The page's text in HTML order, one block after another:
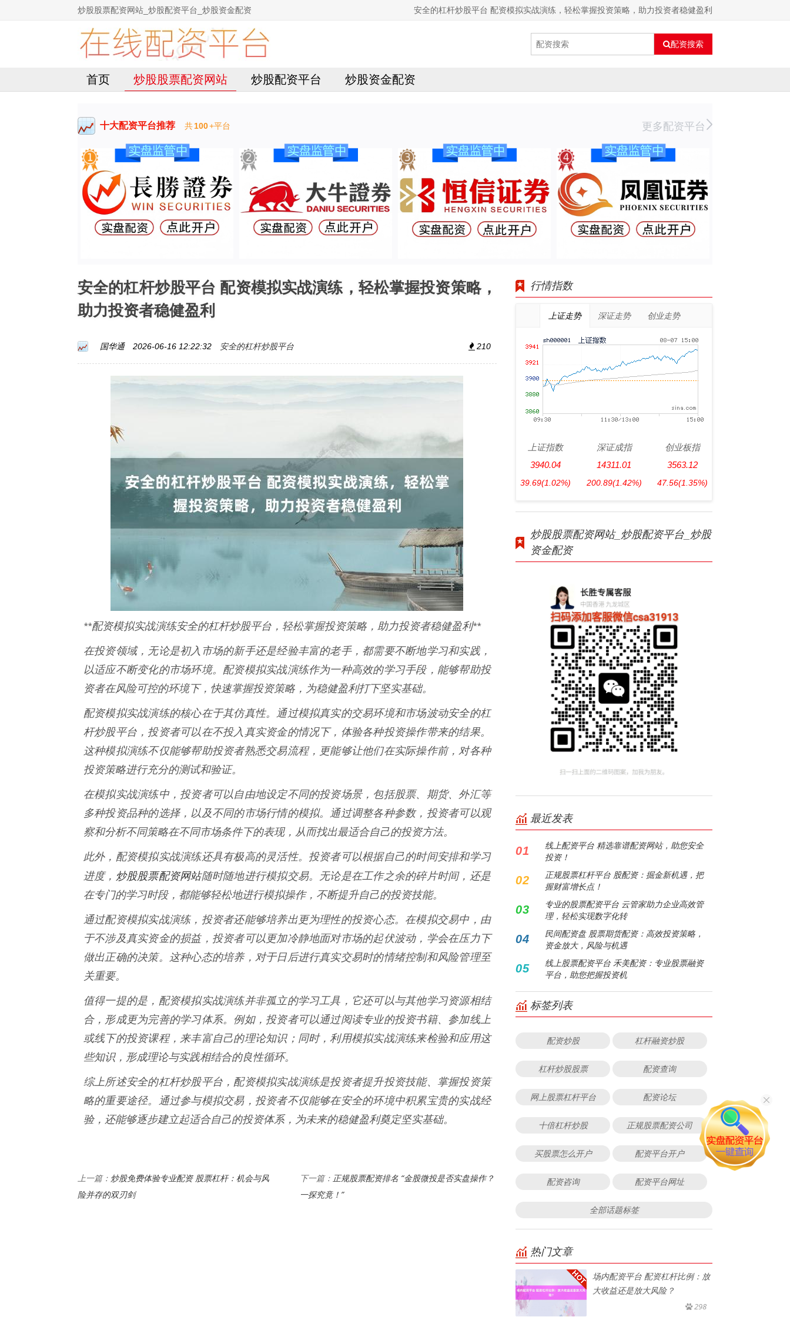
炒股股票配资网站_炒股配资平台_炒股资金配资 安全的杠杆炒股平台 配资模拟实战演练，轻松掌握投资策略，助力投资者稳健盈利
配资搜索
首页 炒股股票配资网站 炒股配资平台 炒股资金配资
十大配资平台推荐 共100+平台 更多配资平台
安全的杠杆炒股平台 配资模拟实战演练，轻松掌握投资策略，
助力投资者稳健盈利
国华通 2026-06-16 12:22:32 安全的杠杆炒股平台 210
**配资模拟实战演练安全的杠杆炒股平台，轻松掌握投资策略，助力投资者稳健盈利**
在投资领域，无论是初入市场的新手还是经验丰富的老手，都需要不断地学习和实践，
以适应不断变化的市场环境。配资模拟实战演练作为一种高效的学习手段，能够帮助投
资者在风险可控的环境下，快速掌握投资策略，为稳健盈利打下坚实基础。
配资模拟实战演练的核心在于其仿真性。通过模拟真实的交易环境和市场波动安全的杠
杆炒股平台，投资者可以在不投入真实资金的情况下，体验各种投资操作带来的结果。
这种模拟演练不仅能够帮助投资者熟悉交易流程，更能够让他们在实际操作前，对各种
投资策略进行充分的测试和验证。
在模拟实战演练中，投资者可以自由地设定不同的投资场景，包括股票、期货、外汇等
多种投资品种的选择，以及不同的市场行情的模拟。通过调整各种参数，投资者可以观
察和分析不同策略在不同市场条件下的表现，从而找出最适合自己的投资方法。
此外，配资模拟实战演练还具有极高的灵活性。投资者可以根据自己的时间安排和学习
进度， 炒股股票配资网站随时随地进行模拟交易。无论是在工作之余的碎片时间，还是
在专门的学习时段，都能够轻松地进行模拟操作，不断提升自己的投资技能。
通过配资模拟实战演练，投资者还能够培养出更为理性的投资心态。在模拟交易中，由
于不涉及真实资金的损益，投资者可以更加冷静地面对市场的起伏波动，学会在压力下
做出正确的决策。这种心态的培养，对于日后进行真实交易时的情绪控制和风险管理至
关重要。
值得一提的是，配资模拟实战演练并非孤立的学习工具，它还可以与其他学习资源相结
合，形成更为完善的学习体系。例如，投资者可以通过阅读专业的投资书籍、参加线上
或线下的投资课程，来丰富自己的理论知识；同时，利用模拟实战演练来检验和应用这
些知识，形成理论与实践相结合的良性循环。
综上所述安全的杠杆炒股平台，配资模拟实战演练是投资者提升投资技能、掌握投资策
略的重要途径。通过参与模拟交易，投资者不仅能够在安全的环境中积累宝贵的实战经
验，还能够逐步建立起适合自己的投资体系，为未来的稳健盈利奠定坚实基础。
上一篇： 炒股免费体验专业配资 股票杠杆：机会与风
险并存的双刃剑
下一篇： 正规股票配资排名 “金股微投是否实盘操作？
一探究竟！”
行情指数
上证走势 深证走势 创业走势
上证指数
3940.04
39.69(1.02%)
深证成指
14311.01
200.89(1.42%)
创业板指
3563.12
47.56(1.35%)
炒股股票配资网站_炒股配资平台_炒股
资金配资
最近发表
01
线上配资平台 精选靠谱配资网站，助您安全
投资！
02
正规股票杠杆平台 股配资：掘金新机遇，把
握财富增长点！
03
专业的股票配资平台 云管家助力企业高效管
理，轻松实现数字化转
04
民间配资盘 股票期货配资：高效投资策略，
资金放大，风险与机遇
05
线上股票配资平台 禾美配资：专业股票融资
平台，助您把握投资机
标签列表
配资炒股 杠杆融资炒股
杠杆炒股股票 配资查询
网上股票杠杆平台 配资论坛
十倍杠杆炒股 正规股票配资公司
买股票怎么开户 配资平台开户
配资咨询 配资平台网址
全部话题标签
热门文章
场内配资平台 配资杠杆比例：放
大收益还是放大风险？
298